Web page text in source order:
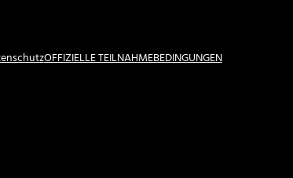
OFFIZIELLE TEILNAHMEBEDINGUNGEN